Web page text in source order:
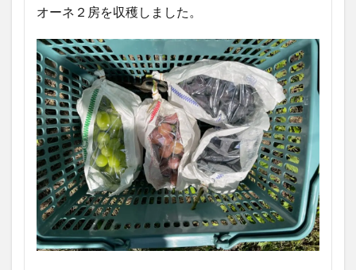
オーネ２房を収穫しました。